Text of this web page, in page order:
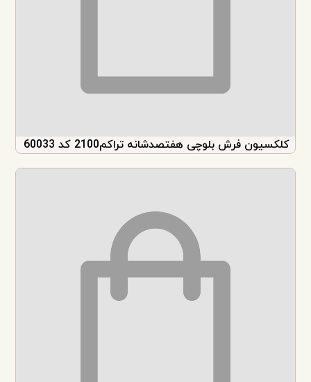
کلکسیون فرش بلوچی هفتصدشانه تراکم2100 کد 60033